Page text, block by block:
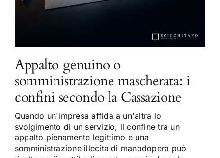
Appalto genuino o
somministrazione mascherata: i
confini secondo la Cassazione
Quando un'impresa affida a un'altra lo
svolgimento di un servizio, il confine tra un
appalto pienamente legittimo e una
somministrazione illecita di manodopera può